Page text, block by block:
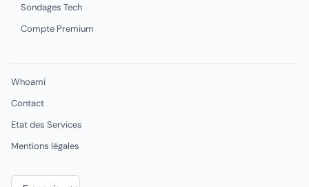
Sondages Tech
Compte Premium
Whoami
Contact
Etat des Services
Mentions légales
Choisir